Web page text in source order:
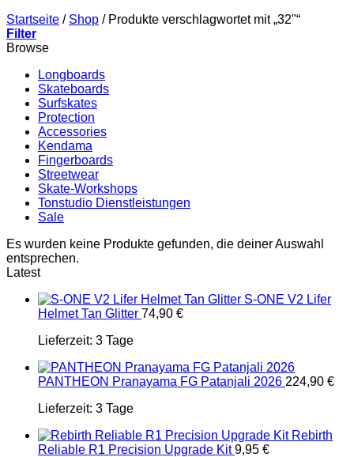
Startseite / Shop /Produkte verschlagwortet mit „32"“
Filter
Browse
Longboards
Skateboards
Surfskates
Protection
Accessories
Kendama
Fingerboards
Streetwear
Skate-Workshops
Tonstudio Dienstleistungen
Sale
Es wurden keine Produkte gefunden, die deiner Auswahl
entsprechen.
Latest
S-ONE V2 Lifer
Helmet Tan Glitter 74,90 €
Lieferzeit: 3 Tage
PANTHEON Pranayama FG Patanjali 2026 224,90 €
Lieferzeit: 3 Tage
Rebirth
Reliable R1 Precision Upgrade Kit 9,95 €